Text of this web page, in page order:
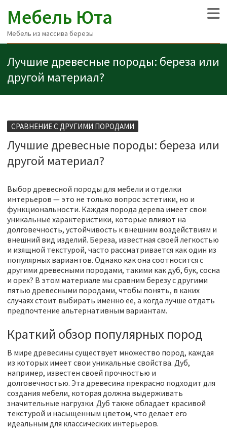
Мебель Юта
Мебель из массива березы
Лучшие древесные породы: береза или
другой материал?
СРАВНЕНИЕ С ДРУГИМИ ПОРОДАМИ
Лучшие древесные породы: береза или
другой материал?
Выбор древесной породы для мебели и отделки
интерьеров — это не только вопрос эстетики, но и
функциональности. Каждая порода дерева имеет свои
уникальные характеристики, которые влияют на
долговечность, устойчивость к внешним воздействиям и
внешний вид изделий. Береза, известная своей легкостью
и изящной текстурой, часто рассматривается как один из
популярных вариантов. Однако как она соотносится с
другими древесными породами, такими как дуб, бук, сосна
и орех? В этом материале мы сравним березу с другими
пятью древесными породами, чтобы понять, в каких
случаях стоит выбирать именно ее, а когда лучше отдать
предпочтение альтернативным вариантам.
Краткий обзор популярных пород
В мире древесины существует множество пород, каждая
из которых имеет свои уникальные свойства. Дуб,
например, известен своей прочностью и
долговечностью. Эта древесина прекрасно подходит для
создания мебели, которая должна выдерживать
значительные нагрузки. Дуб также обладает красивой
текстурой и насыщенным цветом, что делает его
идеальным для классических интерьеров.